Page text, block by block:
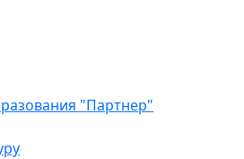
"Партнер"